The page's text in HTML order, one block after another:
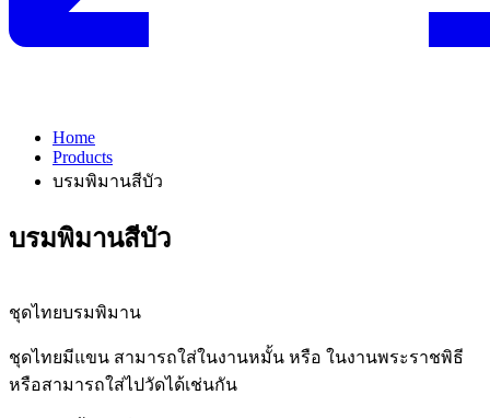
Home
Products
บรมพิมานสีบัว
บรมพิมานสีบัว
ชุดไทยบรมพิมาน
ชุดไทยมีแขน สามารถใส่ในงานหมั้น หรือ ในงานพระราชพิธี
หรือสามารถใส่ไปวัดได้เช่นกัน